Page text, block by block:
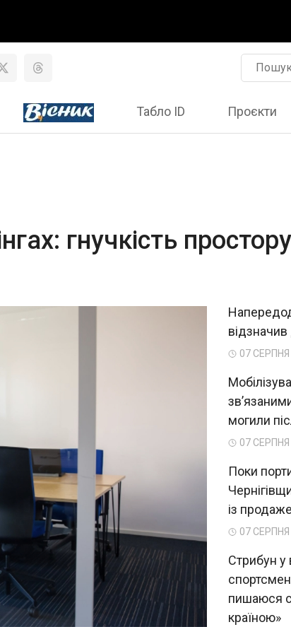
Табло ID Проєкти
гнучкість простору
відзначив
07 СЕРПНЯ
могили
07 СЕРПНЯ
Поки
із
07 СЕРПНЯ
Стрибун у
пишаюся
країною»